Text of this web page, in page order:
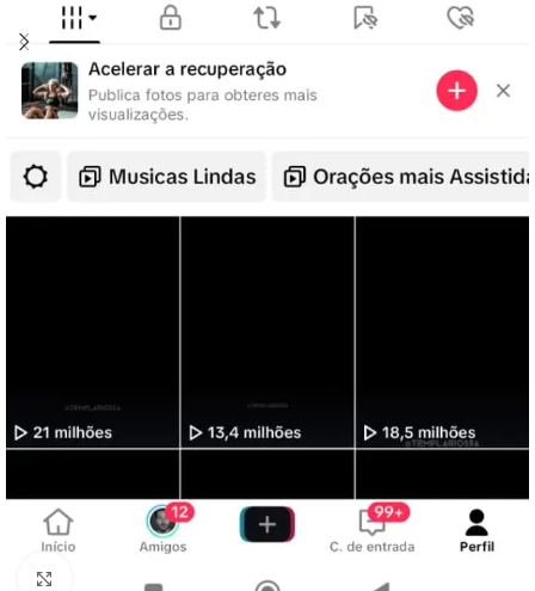
Clique para ampliar